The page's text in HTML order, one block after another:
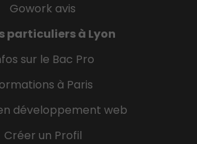
Gowork avis
particuliers à Lyon
sur le Bac Pro
à Paris
développement web
Créer un Profil